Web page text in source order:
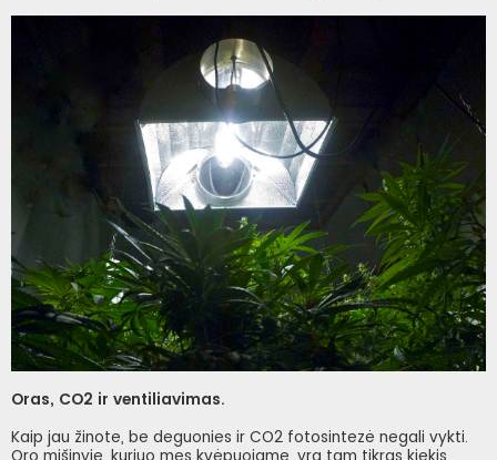
Oras, CO2 ir ventiliavimas.
Kaip jau žinote, be deguonies ir CO2 fotosintezė negali vykti.